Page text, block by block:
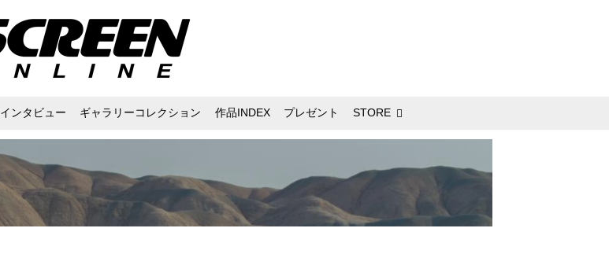
インタビュー ギャラリーコレクション 作品INDEX プレゼント STORE